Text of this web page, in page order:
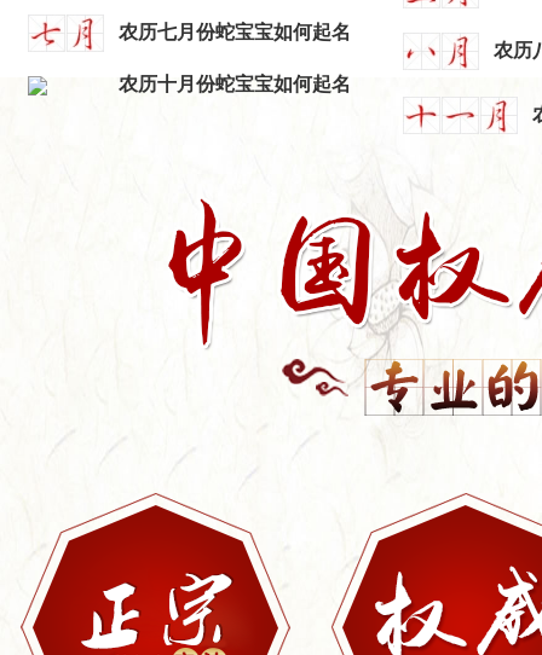
农历七月份蛇宝宝如何起名
农历十月份蛇宝宝如何起名
农历